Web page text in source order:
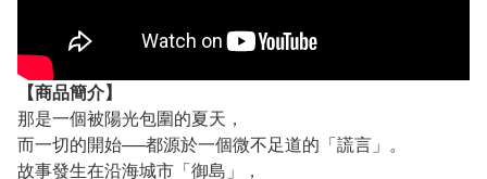
【商品簡介】
那是一個被陽光包圍的夏天，
而一切的開始──都源於一個微不足道的「謊言」。
故事發生在沿海城市「御島」，